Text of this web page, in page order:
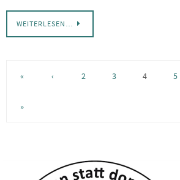
WEITERLESEN…
« ‹ 2 3 4 5
»